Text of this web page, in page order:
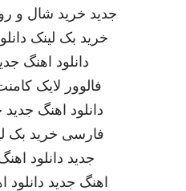
جدید خرید شال و
خرید بک لینک
دانلود اهنگ
فالوور لایک
دانلود اهنگ جدید
فارسی خرید بک
جدید دانلود
اهنگ جدید دانلود